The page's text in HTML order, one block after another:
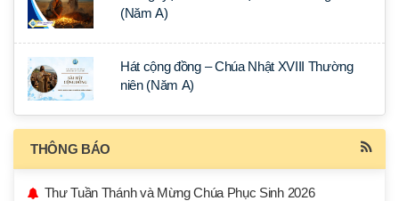
(Năm A)
Hát cộng đồng – Chúa Nhật XVIII Thường
niên (Năm A)
THÔNG BÁO
Thư Tuần Thánh và Mừng Chúa Phục Sinh 2026